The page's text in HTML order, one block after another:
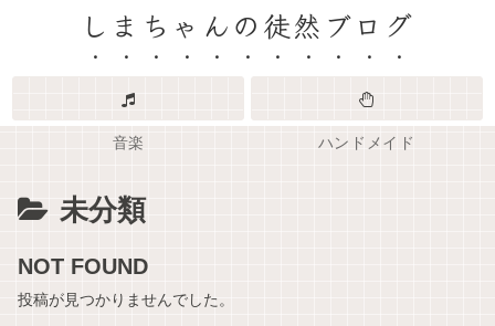
しまちゃんの徒然ブログ
音楽 ハンドメイド
未分類
NOT FOUND
投稿が見つかりませんでした。